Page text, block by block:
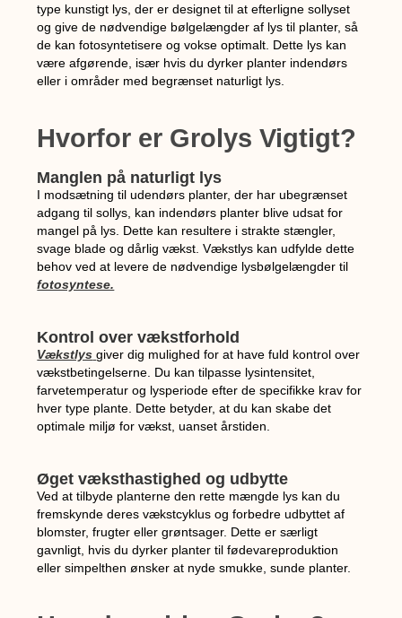
type kunstigt lys, der er designet til at efterligne sollyset
og give de nødvendige bølgelængder af lys til planter, så
de kan fotosyntetisere og vokse optimalt. Dette lys kan
være afgørende, især hvis du dyrker planter indendørs
eller i områder med begrænset naturligt lys.
Hvorfor er Grolys Vigtigt?
Manglen på naturligt lys
I modsætning til udendørs planter, der har ubegrænset
adgang til sollys, kan indendørs planter blive udsat for
mangel på lys. Dette kan resultere i strakte stængler,
svage blade og dårlig vækst. Vækstlys kan udfylde dette
behov ved at levere de nødvendige lysbølgelængder til
fotosyntese.
Kontrol over vækstforhold
Vækstlys giver dig mulighed for at have fuld kontrol over
vækstbetingelserne. Du kan tilpasse lysintensitet,
farvetemperatur og lysperiode efter de specifikke krav for
hver type plante. Dette betyder, at du kan skabe det
optimale miljø for vækst, uanset årstiden.
Øget væksthastighed og udbytte
Ved at tilbyde planterne den rette mængde lys kan du
fremskynde deres vækstcyklus og forbedre udbyttet af
blomster, frugter eller grøntsager. Dette er særligt
gavnligt, hvis du dyrker planter til fødevareproduktion
eller simpelthen ønsker at nyde smukke, sunde planter.